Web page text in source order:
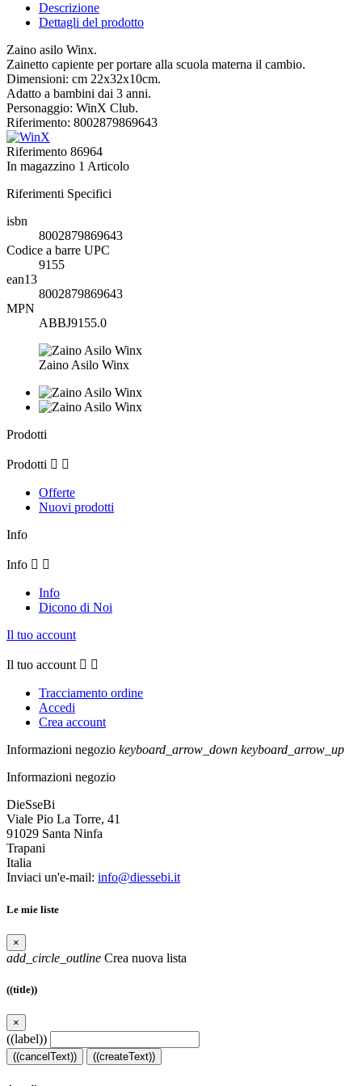
Descrizione
Dettagli del prodotto
Zaino asilo Winx.
Zainetto capiente per portare alla scuola materna il cambio.
Dimensioni: cm 22x32x10cm.
Adatto a bambini dai 3 anni.
Personaggio: WinX Club.
Riferimento: 8002879869643
Riferimento 86964
In magazzino 1 Articolo
Riferimenti Specifici
isbn
8002879869643
Codice a barre UPC
9155
ean13
8002879869643
MPN
ABBJ9155.0
Zaino Asilo Winx
Prodotti
Prodotti  
Offerte
Nuovi prodotti
Info
Info  
Info
Dicono di Noi
Il tuo account
Il tuo account  
Tracciamento ordine
Accedi
Crea account
Informazioni negozio keyboard_arrow_down keyboard_arrow_up
Informazioni negozio
DieSseBi
Viale Pio La Torre, 41
91029 Santa Ninfa
Trapani
Italia
Inviaci un'e-mail: info@diessebi.it
Le mie liste
×
add_circle_outline Crea nuova lista
((title))
×
((label))
((cancelText)) ((createText))